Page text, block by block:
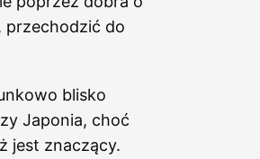
przechodzić do
blisko
Japonia, choć
jest znaczący.